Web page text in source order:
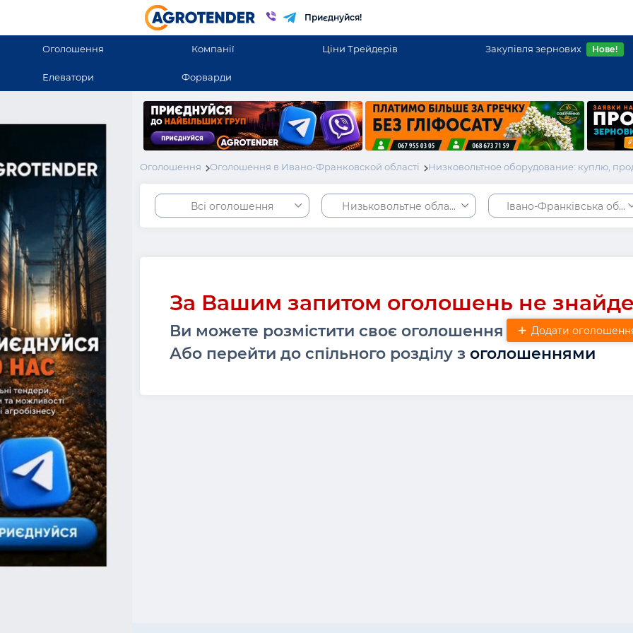
Приєднуйся!
Оголошення Компанії Ціни Трейдерів Закупівля зернових Нове!
Елеватори Форварди
Оголошення Оголошення в Ивано-Франковской області Низковольтное оборудование: куплю,
Всі оголошення Низьковольтне обладнання Івано-Франківська
За Вашим запитом оголошень не
Ви можете розмістити своє оголошення Додати
Або перейти до спільного розділу з оголошеннями